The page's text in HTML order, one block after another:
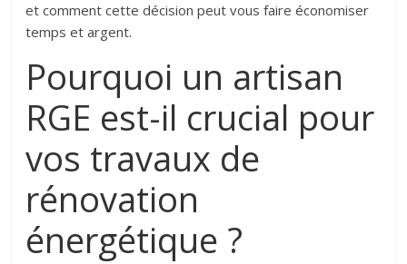
et comment cette décision peut vous faire économiser
temps et argent.
Pourquoi un artisan
RGE est-il crucial pour
vos travaux de
rénovation
énergétique ?